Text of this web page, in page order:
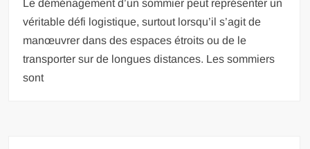
Le déménagement d’un sommier peut représenter un
véritable défi logistique, surtout lorsqu’il s’agit de
manœuvrer dans des espaces étroits ou de le
transporter sur de longues distances. Les sommiers
sont